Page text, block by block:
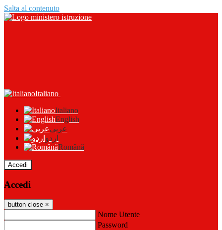
Salta al contenuto
Italiano
Italiano
English
عربى
اردو
Română
Accedi
Accedi
button close ×
Nome Utente
Password